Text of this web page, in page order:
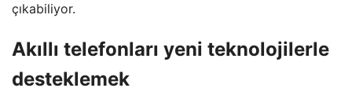
çıkabiliyor.
Akıllı telefonları yeni teknolojilerle
desteklemek